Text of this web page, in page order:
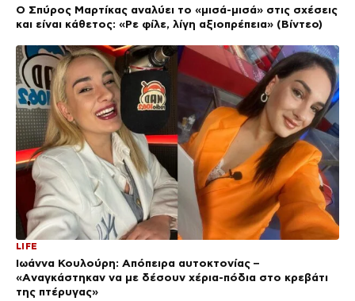
Ο Σπύρος Μαρτίκας αναλύει το «μισά-μισά» στις σχέσεις
και είναι κάθετος: «Ρε φίλε, λίγη αξιοπρέπεια» (Βίντεο)
LIFE
Ιωάννα Κουλούρη: Απόπειρα αυτοκτονίας –
«Aναγκάστηκαν να με δέσουν χέρια-πόδια στο κρεβάτι
της πτέρυγας»